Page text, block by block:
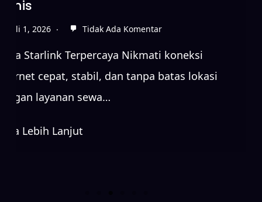
Juni 15, 2026
internet cepat, stabil, dan tanpa batas lokasi
dengan layanan sewa…